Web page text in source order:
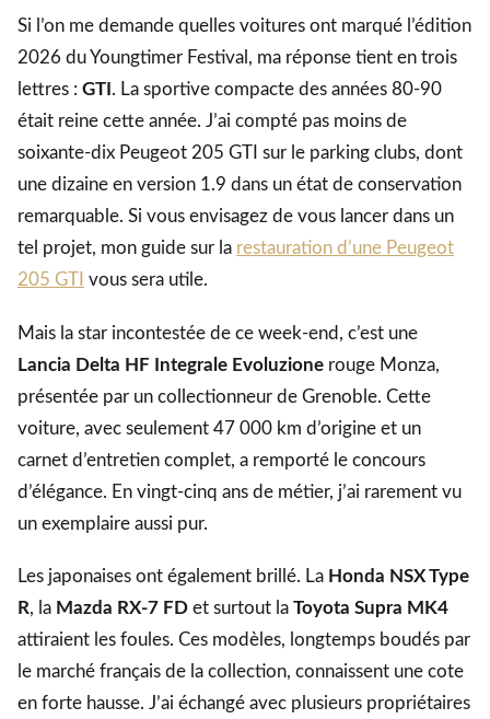
Si l’on me demande quelles voitures ont marqué l’édition
2026 du Youngtimer Festival, ma réponse tient en trois
lettres : GTI . La sportive compacte des années 80-90
était reine cette année. J’ai compté pas moins de
soixante-dix Peugeot 205 GTI sur le parking clubs, dont
une dizaine en version 1.9 dans un état de conservation
remarquable. Si vous envisagez de vous lancer dans un
tel projet, mon guide sur la restauration d’une Peugeot
205 GTI vous sera utile.
Mais la star incontestée de ce week-end, c’est une
Lancia Delta HF Integrale Evoluzione rouge Monza,
présentée par un collectionneur de Grenoble. Cette
voiture, avec seulement 47 000 km d’origine et un
carnet d’entretien complet, a remporté le concours
d’élégance. En vingt-cinq ans de métier, j’ai rarement vu
un exemplaire aussi pur.
Les japonaises ont également brillé. La Honda NSX Type
R, la Mazda RX-7 FD et surtout la Toyota Supra MK4
attiraient les foules. Ces modèles, longtemps boudés par
le marché français de la collection, connaissent une cote
en forte hausse. J’ai échangé avec plusieurs propriétaires